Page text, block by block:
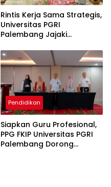
Rintis Kerja Sama Strategis,
Universitas PGRI
Palembang Jajaki
Pemerintah Kabupaten
Mesuji
Pendidikan
Siapkan Guru Profesional,
PPG FKIP Universitas PGRI
Palembang Dorong